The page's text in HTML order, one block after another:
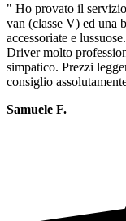
" Ho provato il
van (classe V) ed una
accessoriate e
Driver molto
simpatico. Prezzi
consiglio
Samuele F.